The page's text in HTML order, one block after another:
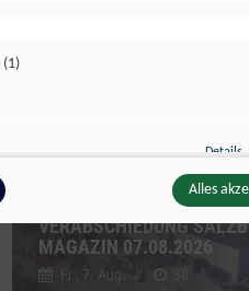
VERABSCHIEDUNG
MAGAZIN 07.08.2026
Fr., 7. Aug. //
(1)
Details
Alles